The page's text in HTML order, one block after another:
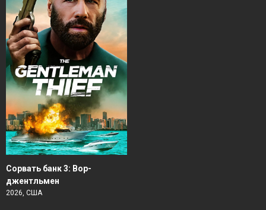
Сорвать банк 3: Вор-
джентльмен
2026, США